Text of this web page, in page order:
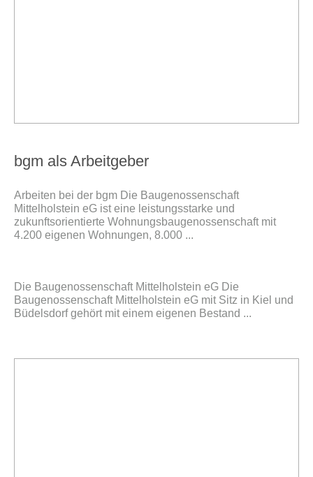
bgm als Arbeitgeber
Arbeiten bei der bgm Die Baugenossenschaft
Mittelholstein eG ist eine leistungsstarke und
zukunftsorientierte Wohnungsbaugenossenschaft mit
4.200 eigenen Wohnungen, 8.000 ...
Die Baugenossenschaft Mittelholstein eG Die
Baugenossenschaft Mittelholstein eG mit Sitz in Kiel und
Büdelsdorf gehört mit einem eigenen Bestand ...